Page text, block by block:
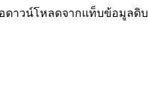
ดาวน์โหลดจากแท็บข้อมูลดิบ